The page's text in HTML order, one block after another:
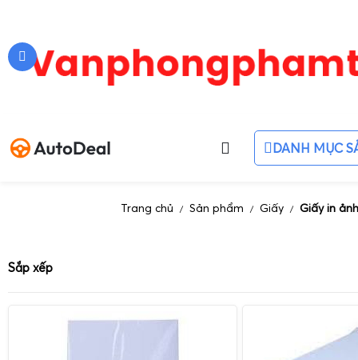
DANH MỤC
Trang chủ / Sản phẩm / Giấy / Giấy in ảnh
Sắp xếp